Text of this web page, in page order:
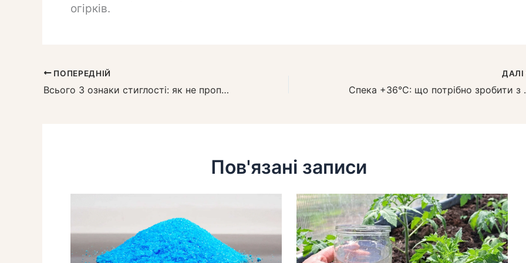
огірків.
ПОПЕРЕДНІЙ
Всього 3 ознаки стиглості: як не пропустити ідеальний момент для збору часнику
ДАЛІ
Спека +36°C:
Пов'язані записи